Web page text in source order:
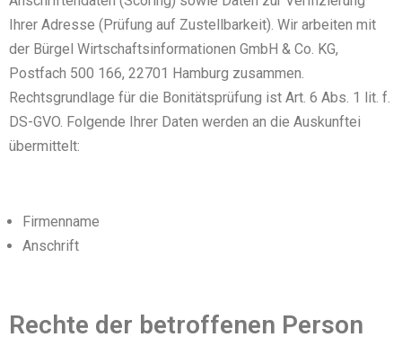
Ihrer Adresse (Prüfung auf Zustellbarkeit). Wir arbeiten mit
der Bürgel Wirtschaftsinformationen GmbH & Co. KG,
Postfach 500 166, 22701 Hamburg zusammen.
Rechtsgrundlage für die Bonitätsprüfung ist Art. 6 Abs. 1 lit. f.
DS-GVO. Folgende Ihrer Daten werden an die Auskunftei
übermittelt:
Firmenname
Anschrift
Rechte der betroffenen Person